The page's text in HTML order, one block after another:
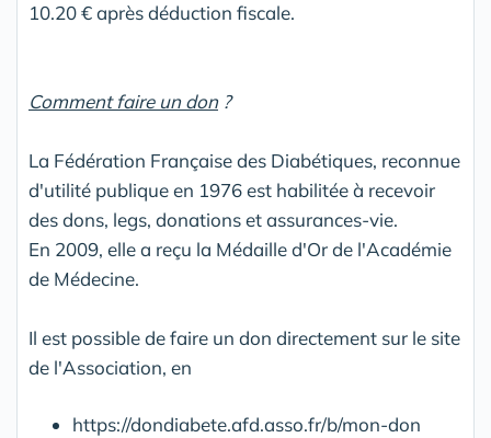
10.20 € après déduction fiscale.
Comment faire un don?
La Fédération Française des Diabétiques, reconnue
d'utilité publique en 1976 est habilitée à recevoir
des dons, legs, donations et assurances-vie.
En 2009, elle a reçu la Médaille d'Or de l'Académie
de Médecine.
Il est possible de faire un don directement sur le site
de l'Association, en
https://dondiabete.afd.asso.fr/b/mon-don